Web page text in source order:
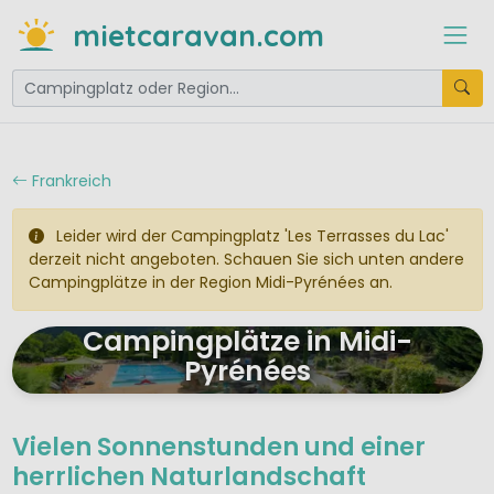
mietcaravan.com
Frankreich
Leider wird der Campingplatz 'Les Terrasses du Lac'
derzeit nicht angeboten. Schauen Sie sich unten andere
Campingplätze in der Region Midi-Pyrénées an.
Campingplätze in Midi-
Pyrénées
Vielen Sonnenstunden und einer
herrlichen Naturlandschaft